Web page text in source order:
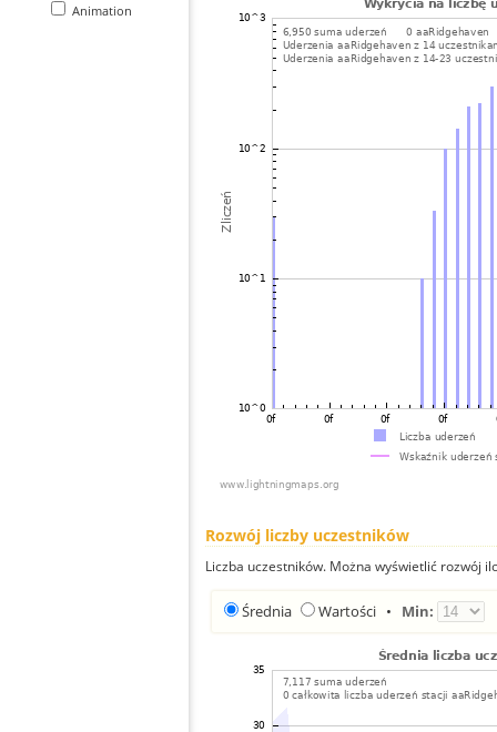
Animation
Rozwój liczby uczestników
Liczba uczestników. Można wyświetlić rozwój
Średnia Wartości • Min: